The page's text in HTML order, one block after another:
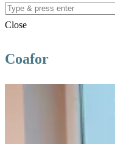
Close
Coafor